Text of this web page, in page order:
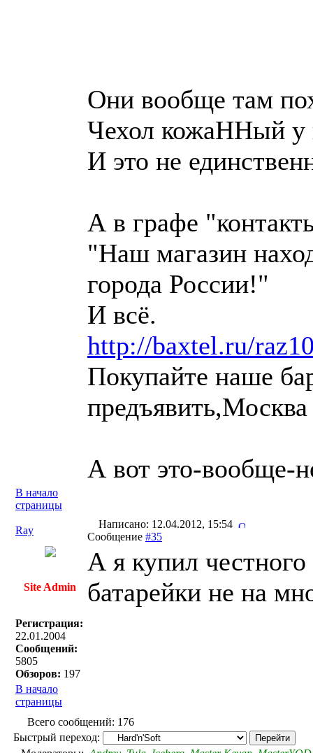
Они вообще там
Чехол кожаННый у
И это не
А в графе
"Наш магазин
города России!"
И всё.
http://baxtel.ru/
Покупайте наше
А вот это-вообще-
В начало
страницы
Ray
Написано: 12.04.2012, 15:54
Сообщение #35
Site Admin
Регистрация:
22.01.2004
Сообщений:
5805
Обзоров: 197
А я купил
батарейки не на
В начало
страницы
Всего сообщений: 176
Быстрый переход: